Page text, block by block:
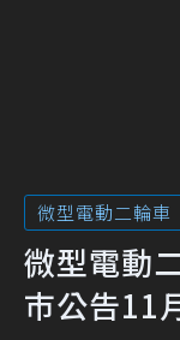
微型電動二輪車
微型電動
巿公告11